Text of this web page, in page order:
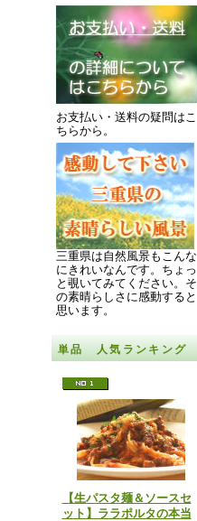
お支払い・送料の疑問はこ
ちらから。
三重県は自然風景もこんな
にきれいなんです。 ちょっ
と覗いてみてください。 そ
の素晴らしさに感動すると
思います。
単品 人気ランキング
【生パスタ麺＆ソースセ
ット】ララポルタの本当